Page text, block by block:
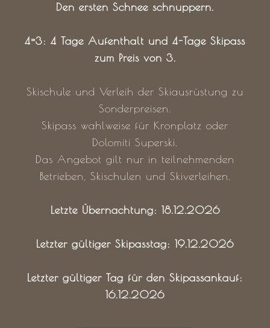
Den ersten Schnee schnuppern.
4=3: 4 Tage Aufenthalt und 4-Tage Skipass
zum Preis von 3.
Skischule und Verleih der Skiausrüstung zu
Sonderpreisen.
Skipass wahlweise für Kronplatz oder
Dolomiti Superski.
Das Angebot gilt nur in teilnehmenden
Betrieben, Skischulen und Skiverleihen.
Letzte Übernachtung: 18.12.2026
Letzter gültiger Skipasstag: 19.12.2026
Letzter gültiger Tag für den Skipassankauf:
16.12.2026